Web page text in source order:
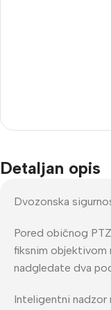
Detaljan opis
Dvozonska
Pored običnog
fiksnim objektivom
nadgledate dva
Inteligentni nadzor